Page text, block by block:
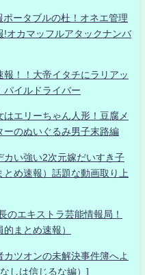
ータブルの杜！オネエ管理
!オカマッフルアタックナンバ
！！大帝イタチにラリアッ
パイルドライバー
エリーちゃん人形！豆腐メ
ーのぬいぐるみ男子末路編
カい強い2次元嫁だいすき子
め速報）話題な動画取り上
のエキストラ芸能情報局！
まとめ速報）
ツオンの未解決事件簿へよ
しは信じるな編）]